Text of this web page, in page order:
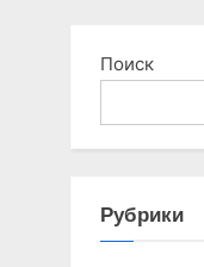
Поиск
Рубрики